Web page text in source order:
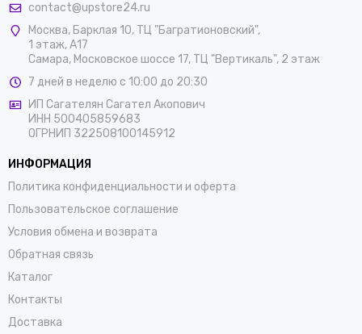
contact@upstore24.ru
Москва, Барклая 10, ТЦ "Багратионовский",
1 этаж, А17
Самара, Московское шоссе 17, ТЦ "Вертикаль", 2 этаж
7 дней в неделю с 10:00 до 20:30
ИП Сагателян Сагател Акопович
ИНН 500405859683
ОГРНИП 322508100145912
ИНФОРМАЦИЯ
Политика конфиденциальности и оферта
Пользовательское соглашение
Условия обмена и возврата
Обратная связь
Каталог
Контакты
Доставка